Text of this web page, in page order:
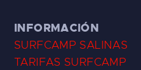
INFORMACIÓN
SURFCAMP SALINAS
TARIFAS SURFCAMP